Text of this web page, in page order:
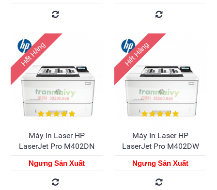
Hết Hàng
Máy In Laser HP
LaserJet Pro M402DN
Ngưng Sản Xuất
Hết Hàng
Máy In Laser HP
LaserJet Pro M402DW
Ngưng Sản Xuất